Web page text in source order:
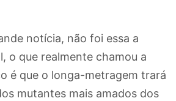
notícia, não foi essa a
o que realmente chamou a
é que o longa-metragem trará
mutantes mais amados dos